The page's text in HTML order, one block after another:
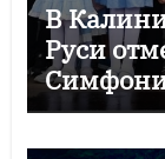
В
Руси